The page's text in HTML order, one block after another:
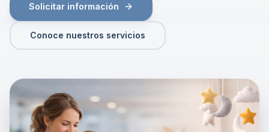
Solicitar información
Conoce nuestros servicios